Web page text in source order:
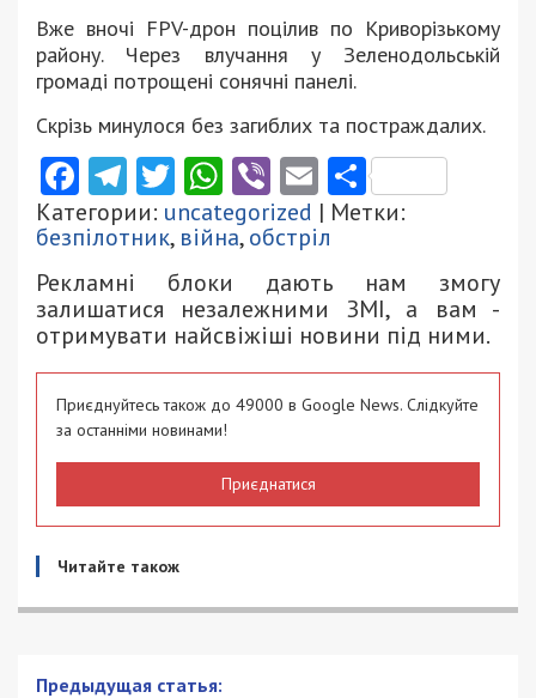
Вже вночі FPV-дрон поцілив по Криворізькому
району. Через влучання у Зеленодольській
громаді потрощені сонячні панелі.
Скрізь минулося без загиблих та постраждалих.
Facebook
Telegram
Twitter
WhatsApp
ViberEmail
Категории: uncategorized | Метки:
безпілотник, війна,обстріл
Рекламні блоки дають нам змогу
залишатися незалежними ЗМІ, а вам -
отримувати найсвіжіші новини під ними.
Приєднуйтесь також до 49000 в Google News. Слідкуйте
за останніми новинами!
Приєднатися
Читайте також
Предыдущая статья: